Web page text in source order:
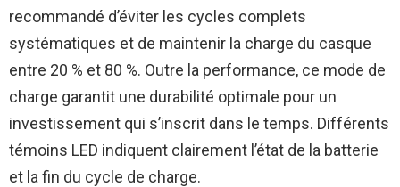
recommandé d’éviter les cycles complets
systématiques et de maintenir la charge du casque
entre 20 % et 80 %. Outre la performance, ce mode de
charge garantit une durabilité optimale pour un
investissement qui s’inscrit dans le temps. Différents
témoins LED indiquent clairement l’état de la batterie
et la fin du cycle de charge.